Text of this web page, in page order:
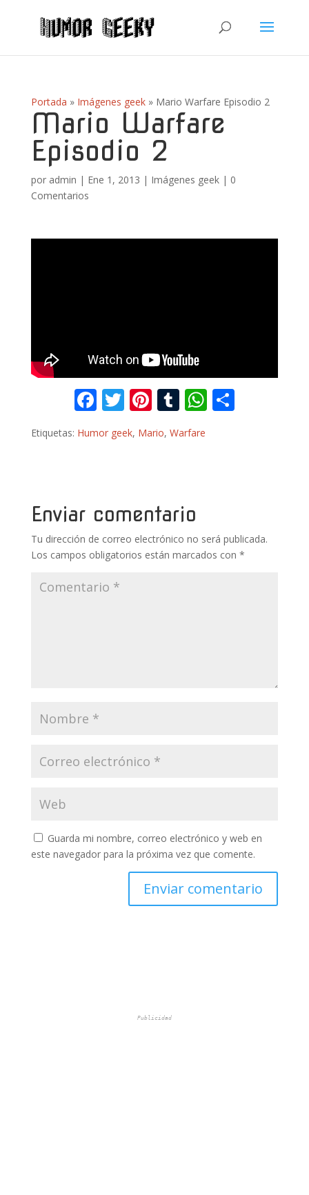
Portada » Imágenes geek» Mario Warfare Episodio 2
Mario Warfare
Episodio 2
por admin | Ene 1, 2013 | Imágenes geek| 0
Comentarios
F
e
o
k
T
w
itt
Pi
nt
er
T
u
m
W
p r
Etiquetas: Humor geek, Mario, Warfare
Enviar comentario
Tu dirección de correo electrónico no será publicada.
Los campos obligatorios están marcados con *
Guarda mi nombre, correo electrónico y web en
este navegador para la próxima vez que comente.
Publicidad